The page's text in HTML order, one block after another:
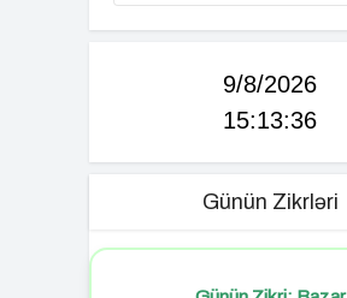
9/8/2026
15:13:36
Günün Zikrləri